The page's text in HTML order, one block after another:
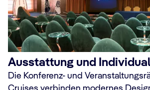
Ausstattung und
Die Konferenz- und